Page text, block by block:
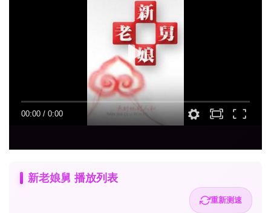
00:00 / 0:00
新老娘舅 播放列表
重新测速